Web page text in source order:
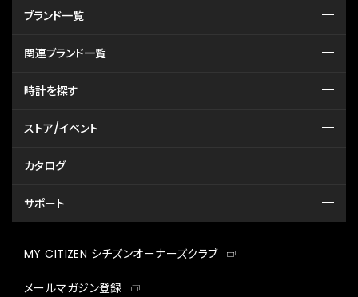
ブランド一覧
関連ブランド一覧
時計を探す
ストア/イベント
カタログ
サポート
MY CITIZEN シチズンオーナーズクラブ
メールマガジン登録